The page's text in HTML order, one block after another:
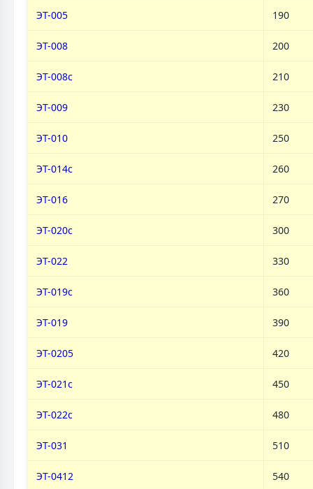
ЭТ-005 190
ЭТ-008 200
ЭТ-008c 210
ЭТ-009 230
ЭТ-010 250
ЭТ-014с 260
ЭТ-016 270
ЭТ-020с 300
ЭТ-022 330
ЭТ-019с 360
ЭТ-019 390
ЭТ-0205 420
ЭТ-021с 450
ЭТ-022с 480
ЭТ-031 510
ЭТ-0412 540